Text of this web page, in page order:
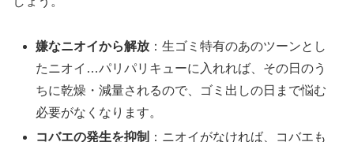
嫌なニオイから解放 ：生ゴミ特有のあのツーンとし
たニオイ…パリパリキューに入れれば、その日のう
ちに乾燥・減量されるので、ゴミ出しの日まで悩む
必要がなくなります。
コバエの発生を抑制 ：ニオイがなければ、コバエも